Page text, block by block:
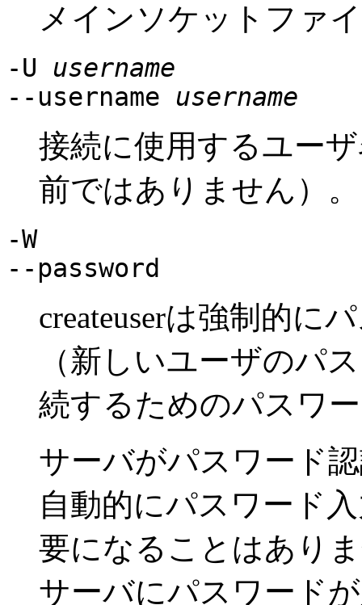
メインソケットファ
-U username
--username username
接続に使用するユー
前ではありません）。
-W
--password
createuserは強制的に
（新しいユーザのパ
続するためのパスワ
サーバがパスワード
自動的にパスワード
要になることはあり
サーバにパスワード